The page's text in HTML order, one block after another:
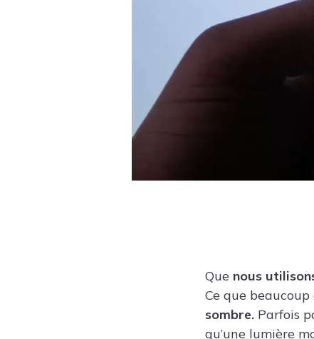
Que nous
Ce que beaucoup
sombre. Parfois
qu’une lumière